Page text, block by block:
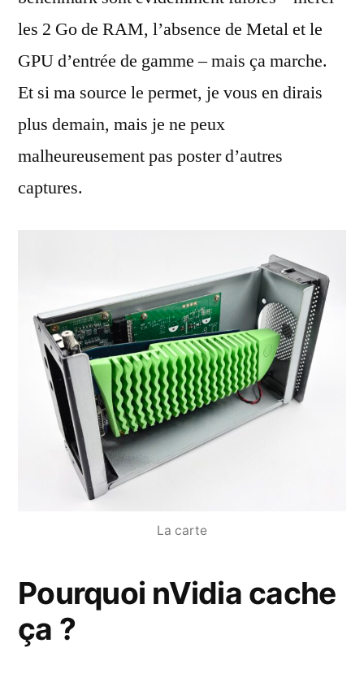
les 2 Go de RAM, l’absence de Metal et le
GPU d’entrée de gamme – mais ça marche.
Et si ma source le permet, je vous en dirais
plus demain, mais je ne peux
malheureusement pas poster d’autres
captures.
La carte
Pourquoi nVidia cache
ça ?